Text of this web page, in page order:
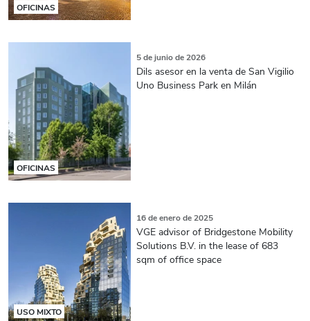
OFICINAS
OFICINAS
5 de junio de 2026
Dils asesor en la venta de San Vigilio
Uno Business Park en Milán
USO MIXTO
16 de enero de 2025
VGE advisor of Bridgestone Mobility
Solutions B.V. in the lease of 683
sqm of office space